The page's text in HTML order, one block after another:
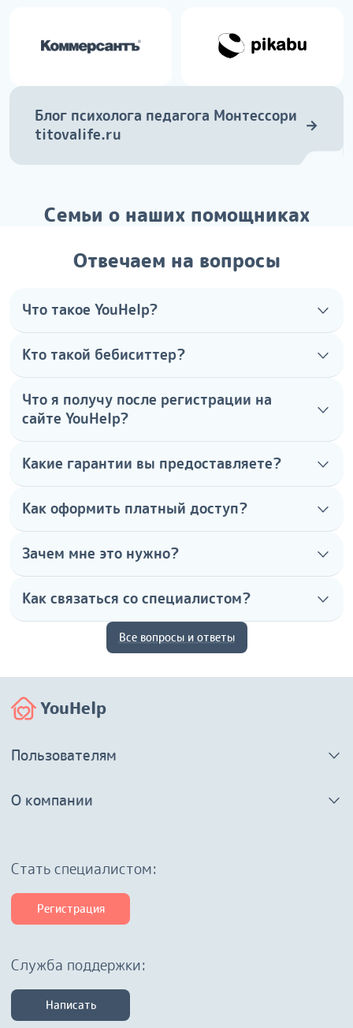
Блог психолога педагога Монтессори
titovalife.ru
→
Семьи о наших помощниках
Отвечаем на вопросы
Что такое YouHelp?
Кто такой бебиситтер?
Что я получу после регистрации на
сайте YouHelp?
Какие гарантии вы предоставляете?
Как оформить платный доступ?
Зачем мне это нужно?
Как связаться со специалистом?
Все вопросы и ответы
YouHelp
Пользователям
О компании
Cтать специалистом:
Регистрация
Служба поддержки:
Написать